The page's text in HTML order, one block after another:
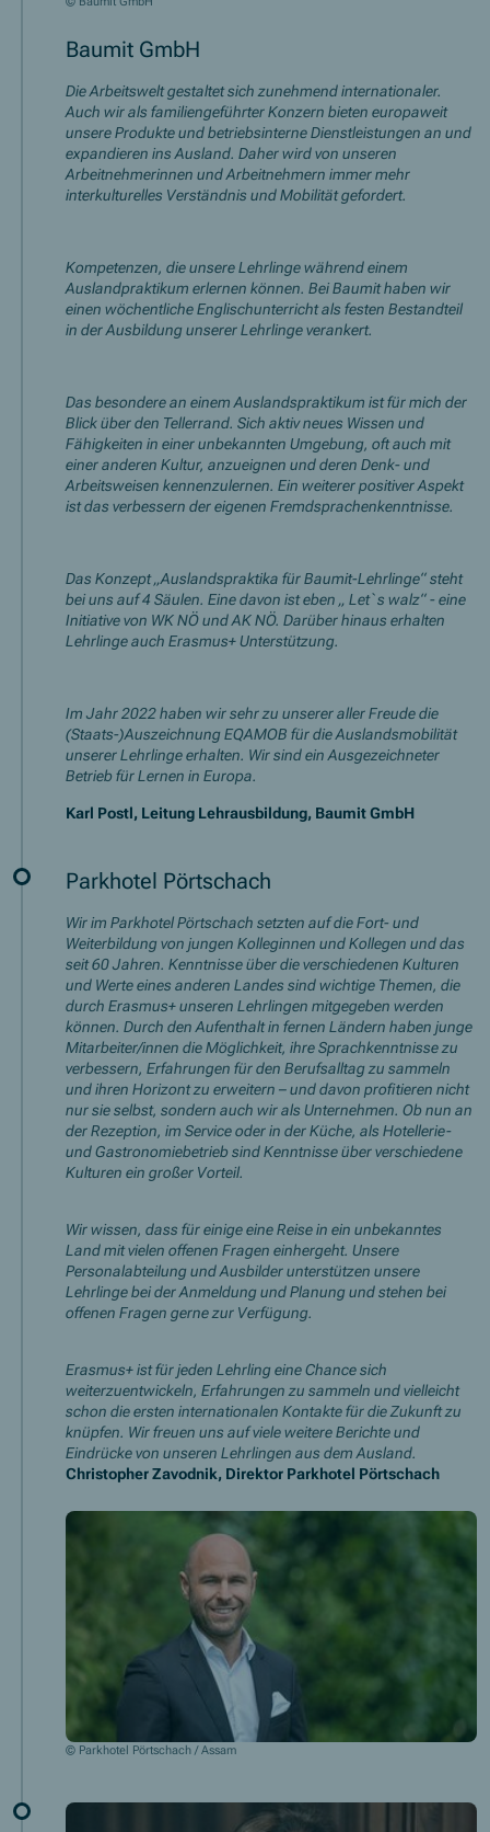
Baumit GmbH
Die Arbeitswelt gestaltet sich zunehmend internationaler.
Auch wir als familiengeführter Konzern bieten europaweit
unsere Produkte und betriebsinterne Dienstleistungen an und
expandieren ins Ausland. Daher wird von unseren
Arbeitnehmerinnen und Arbeitnehmern immer mehr
interkulturelles Verständnis und Mobilität gefordert.
Kompetenzen, die unsere Lehrlinge während einem
Auslandpraktikum erlernen können. Bei Baumit haben wir
einen wöchentliche Englischunterricht als festen Bestandteil
in der Ausbildung unserer Lehrlinge verankert.
Das besondere an einem Auslandspraktikum ist für mich der
Blick über den Tellerrand. Sich aktiv neues Wissen und
Fähigkeiten in einer unbekannten Umgebung, oft auch mit
einer anderen Kultur, anzueignen und deren Denk- und
Arbeitsweisen kennenzulernen. Ein weiterer positiver Aspekt
ist das verbessern der eigenen Fremdsprachenkenntnisse.
Das Konzept „Auslandspraktika für Baumit-Lehrlinge“ steht
bei uns auf 4 Säulen. Eine davon ist eben „ Let`s walz“ - eine
Initiative von WK NÖ und AK NÖ. Darüber hinaus erhalten
Lehrlinge auch Erasmus+ Unterstützung.
Im Jahr 2022 haben wir sehr zu unserer aller Freude die
(Staats-)Auszeichnung EQAMOB für die Auslandsmobilität
unserer Lehrlinge erhalten. Wir sind ein Ausgezeichneter
Betrieb für Lernen in Europa.
Karl Postl, Leitung Lehrausbildung, Baumit GmbH
© Parkhotel Pörtschach / Assam
Parkhotel Pörtschach
Wir im Parkhotel Pörtschach setzten auf die Fort- und
Weiterbildung von jungen Kolleginnen und Kollegen und das
seit 60 Jahren. Kenntnisse über die verschiedenen Kulturen
und Werte eines anderen Landes sind wichtige Themen, die
durch Erasmus+ unseren Lehrlingen mitgegeben werden
können. Durch den Aufenthalt in fernen Ländern haben junge
Mitarbeiter/innen die Möglichkeit, ihre Sprachkenntnisse zu
verbessern, Erfahrungen für den Berufsalltag zu sammeln
und ihren Horizont zu erweitern – und davon profitieren nicht
nur sie selbst, sondern auch wir als Unternehmen. Ob nun an
der Rezeption, im Service oder in der Küche, als Hotellerie-
und Gastronomiebetrieb sind Kenntnisse über verschiedene
Kulturen ein großer Vorteil.
Wir wissen, dass für einige eine Reise in ein unbekanntes
Land mit vielen offenen Fragen einhergeht. Unsere
Personalabteilung und Ausbilder unterstützen unsere
Lehrlinge bei der Anmeldung und Planung und stehen bei
offenen Fragen gerne zur Verfügung.
Erasmus+ ist für jeden Lehrling eine Chance sich
weiterzuentwickeln, Erfahrungen zu sammeln und vielleicht
schon die ersten internationalen Kontakte für die Zukunft zu
knüpfen. Wir freuen uns auf viele weitere Berichte und
Eindrücke von unseren Lehrlingen aus dem Ausland.
Christopher Zavodnik, Direktor Parkhotel Pörtschach